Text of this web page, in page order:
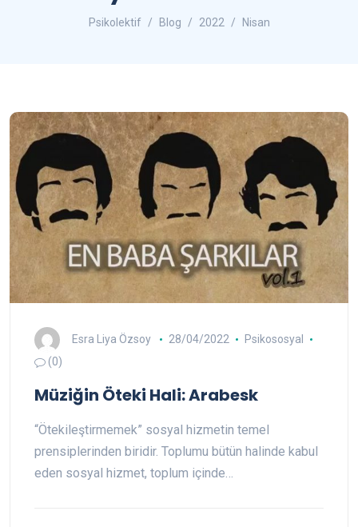
Psikolektif Blog 2022 Nisan
Esra Liya Özsoy 28/04/2022
Psikososyal
(0)
Müziğin Öteki Hali: Arabesk
“Ötekileştirmemek” sosyal hizmetin temel
prensiplerinden biridir. Toplumu bütün halinde kabul
eden sosyal hizmet, toplum içinde…